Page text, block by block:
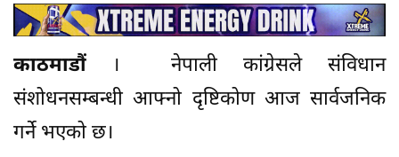
काठमाडौं
। नेपाली कांग्रेसले संविधान
संशोधनसम्बन्धी आफ्नो दृष्टिकोण आज सार्वजनिक
गर्ने भएको छ।